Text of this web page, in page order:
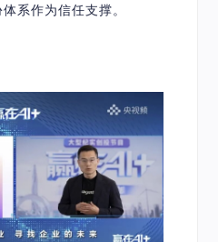
系作为信任支撑。